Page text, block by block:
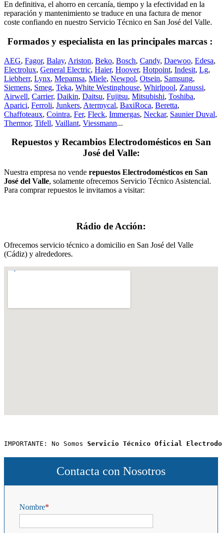
En definitiva, el ahorro en cercanía, tiempo y la efectividad en la
reparación y mantenimiento se traduce en una factura de menor
coste confiando en nuestro Servicio Técnico en San José del Valle.
Formados y especialista en las principales marcas :
AEG, Fagor, Balay, Ariston, Beko, Bosch, Candy, Daewoo, Edesa,
Electrolux, General Electric, Haier, Hoover, Hotpoint, Indesit, Lg,
Liebherr, Lynx, Mepamsa, Miele, Newpol, Otsein, Samsung,
Siemens, Smeg, Teka, White Westinghouse, Whirlpool, Zanussi,
Airwell, Carrier, Daikin, Daitsu, Fujitsu, Mitsubishi, Toshiba,
Aparici, Ferroli, Junkers, Atermycal, BaxiRoca, Beretta,
Chaffoteaux, Cointra, Fer, Fleck, Immergas, Neckar, Saunier Duval,
Thermor, Tifell, Vaillant, Viessmann...
Repuestos y Recambios Electrodomésticos en San
José del Valle:
Nuestra empresa no vende repuestos Electrodomésticos en San
José del Valle, solamente ofrecemos Servicio Técnico Asistencial.
Para comprar repuestos le invitamos a visitar:
Rádio de Acción:
Ofrecemos servicio técnico a domicilio en San José del Valle
(Cádiz) y alrededores.
IMPORTANTE: No Somos Servicio Técnico Oficial
Contacta con Nosotros
Nombre